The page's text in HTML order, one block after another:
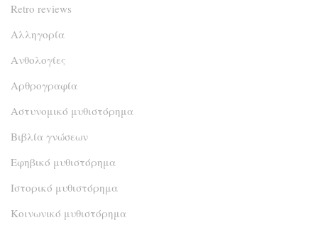
Retro reviews
Αλληγορία
Ανθολογίες
Αρθρογραφία
Αστυνομικό μυθιστόρημα
Βιβλία γνώσεων
Εφηβικό μυθιστόρημα
Ιστορικό μυθιστόρημα
Κοινωνικό μυθιστόρημα